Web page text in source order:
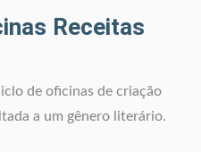
Receitas
de oficinas de criação
a um gênero literário.